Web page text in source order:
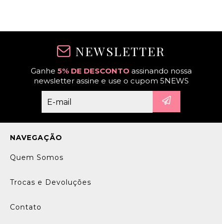
NEWSLETTER
Ganhe 5% DE DESCONTOassinando nossa
newsletter assine e use o cupom 5NEWS
NAVEGAÇÃO
Quem Somos
Trocas e Devoluções
Contato